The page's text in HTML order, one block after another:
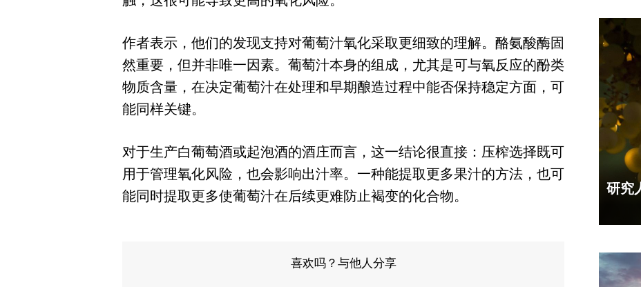
作者表示，他们的发现支持对葡萄汁氧化采取更细致的理解。酪氨酸酶固
然重要，但并非唯一因素。葡萄汁本身的组成，尤其是可与氧反应的酚类
物质含量，在决定葡萄汁在处理和早期酿造过程中能否保持稳定方面，可
能同样关键。
对于生产白葡萄酒或起泡酒的酒庄而言，这一结论很直接：压榨选择既可
用于管理氧化风险，也会影响出汁率。一种能提取更多果汁的方法，也可
能同时提取更多使葡萄汁在后续更难防止褐变的化合物。
喜欢吗？与他人分享
研究